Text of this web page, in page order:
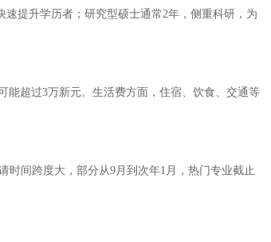
提升学历者；研究型硕士通常2年，侧重科研，为
能超过3万新元。生活费方面，住宿、饮食、交通等
时间跨度大，部分从9月到次年1月，热门专业截止